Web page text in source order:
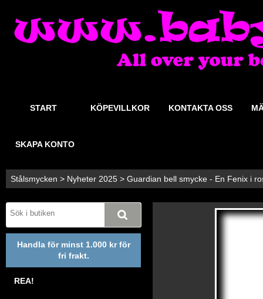
START KÖPEVILLKOR KONTAKTA OSS
SKAPA KONTO
Stålsmycken > Nyheter 2025 > Guardian bell smycke - En Fenix i
Handla för minst 1.000 kr för
fri frakt.
REA!